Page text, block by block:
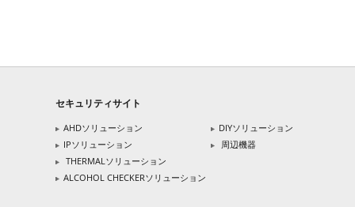
セキュリティサイト
AHDソリューション
IPソリューション
THERMALソリューション
ALCOHOL CHECKERソリューション
DIYソリューション
周辺機器